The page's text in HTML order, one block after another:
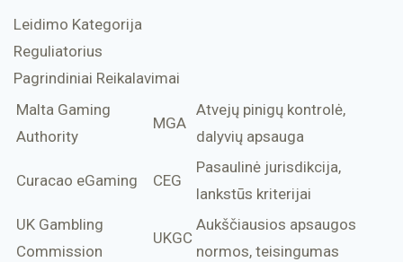
Leidimo Kategorija
Reguliatorius
Pagrindiniai Reikalavimai
Malta Gaming
Authority
MGA
Atvejų pinigų kontrolė,
dalyvių apsauga
Curacao eGaming CEG
Pasaulinė jurisdikcija,
lankstūs kriterijai
UK Gambling
Commission
UKGC
Aukščiausios apsaugos
normos, teisingumas